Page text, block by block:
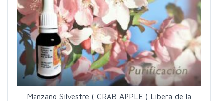
Manzano Silvestre ( CRAB APPLE ) Libera de la